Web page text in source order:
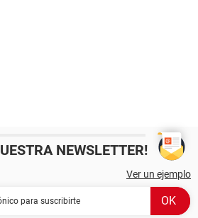
NEWSLETTER!
Ver un ejemplo